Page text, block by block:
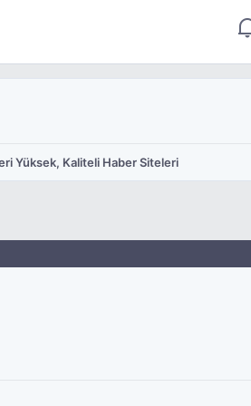
Yüksek, Kaliteli Haber Siteleri